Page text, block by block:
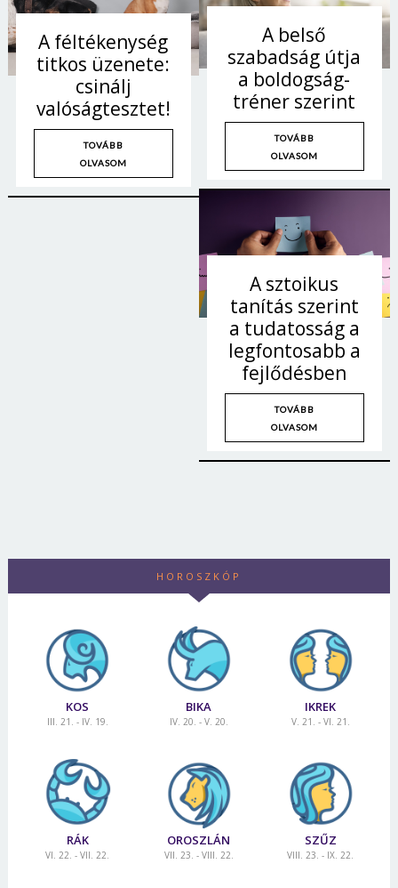
A féltékenység
titkos üzenete:
csinálj
valóságtesztet!
TOVÁBB
OLVASOM
A belső
szabadság útja
a boldogság-
tréner szerint
TOVÁBB
OLVASOM
A sztoikus
tanítás szerint
a tudatosság a
legfontosabb a
fejlődésben
TOVÁBB
OLVASOM
HOROSZKÓP
KOS
III. 21. - IV. 19.
BIKA
IV. 20. - V. 20.
IKREK
V. 21. - VI. 21.
RÁK
VI. 22. - VII. 22.
OROSZLÁN
VII. 23. - VIII. 22.
SZŰZ
VIII. 23. - IX. 22.